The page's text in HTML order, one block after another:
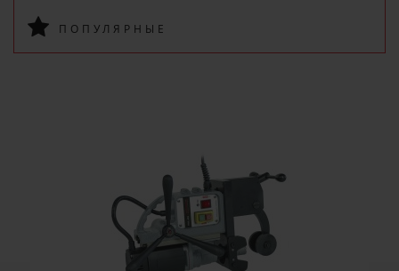
ПОДПИСАТЬСЯ
ПОПУЛЯРНЫЕ